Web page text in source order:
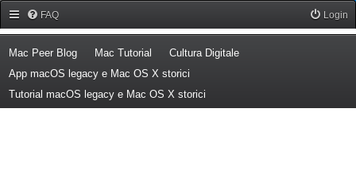
FAQ Login
Mac Peer Blog(Opens a new tab)
Mac Tutorial (Opens a new tab)
Cultura Digitale(Opens a new tab)
App macOS legacy e Mac OS X storici
Tutorial macOS legacy e Mac OS X storici